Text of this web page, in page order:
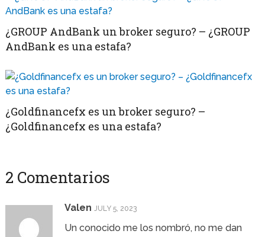
¿GROUP AndBank un broker seguro? – ¿GROUP
AndBank es una estafa?
¿Goldfinancefx es un broker seguro? –
¿Goldfinancefx es una estafa?
2 Comentarios
Valen JULY 5, 2023
Un conocido me los nombró, no me dan